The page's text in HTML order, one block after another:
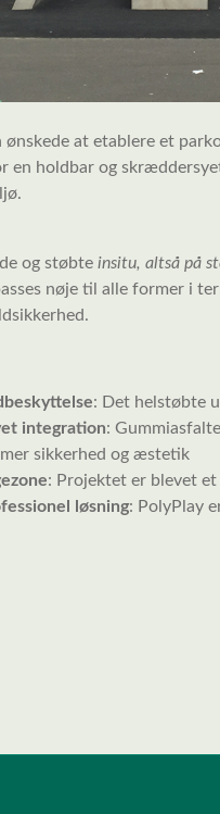
at etablere et
en holdbar og
og støbte insitu, altså på
nøje til alle former i
: Det helstøbte
integration:
sikkerhed og æstetik
: Projektet er blevet
løsning: PolyPlay